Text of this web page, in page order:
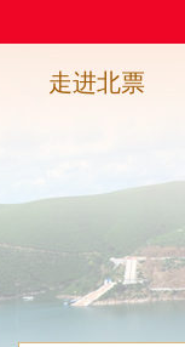
走进北票